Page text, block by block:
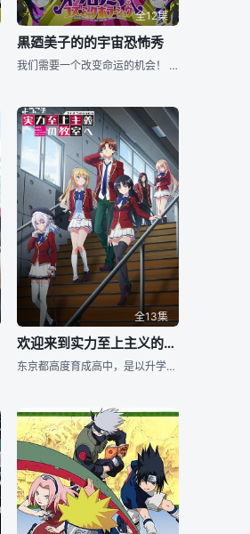
全12集
黒廼美子的的宇宙恐怖秀
我们需要一个改变命运的机会！ ; ; ; ; ; ; ; ; ; ; ; ;
全13集
欢迎来到实力至上主义的教室 第三季
东京都高度育成高中，是以升学率、就业率100%为荣，每月支付相当于10万日元金钱的梦想学校。但是，其内在是只有一部分成绩优秀者才能得到好待遇的实力至上主义学校。 迎来第3学期，从D班晋升为C班的绫